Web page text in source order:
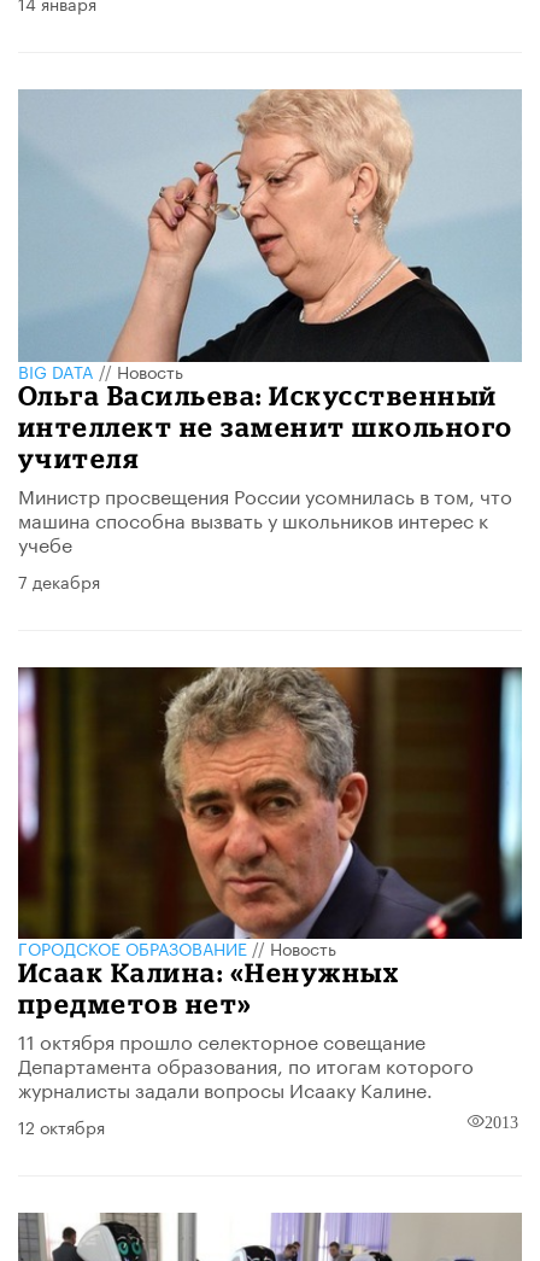
BIG DATA//Новость
Ольга Васильева: Искусственный
интеллект не заменит школьного
учителя
Министр просвещения России усомнилась в том, что
машина способна вызвать у школьников интерес к
учебе
7 декабря
ГОРОДСКОЕ ОБРАЗОВАНИЕ//Новость
Исаак Калина: «Ненужных
предметов нет»
11 октября прошло селекторное совещание
Департамента образования, по итогам которого
журналисты задали вопросы Исааку Калине.
12 октября 2013